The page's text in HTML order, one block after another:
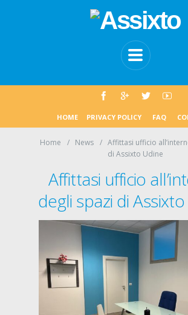
HOME PRIVACY POLICY FAQ
Home News
Affittasi ufficio
di Assixto Udine
Affittasi ufficio
degli spazi di